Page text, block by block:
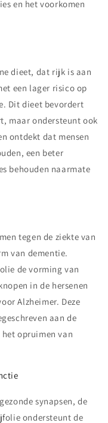
en het voorkomen
dieet, dat rijk is aan
een lager risico op
Dit dieet bevordert
maar ondersteunt ook
ontdekt dat mensen
een beter
behouden naarmate
tegen de ziekte van
van dementie.
de vorming van
in de hersenen
Alzheimer. Deze
aan de
opruimen van
synapsen, de
ondersteunt de